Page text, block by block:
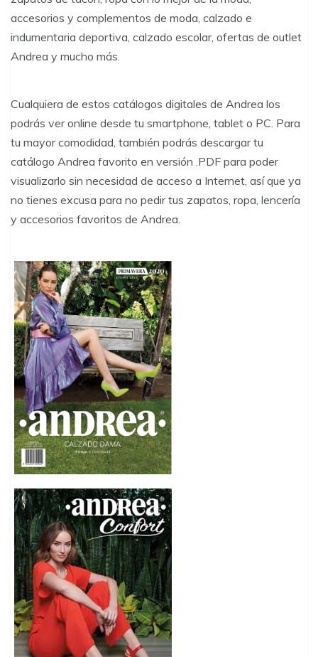
accesorios y complementos de moda, calzado e
indumentaria deportiva, calzado escolar, ofertas de outlet
Andrea y mucho más.
Cualquiera de estos catálogos digitales de Andrea los
podrás ver online desde tu smartphone, tablet o PC. Para
tu mayor comodidad, también podrás descargar tu
catálogo Andrea favorito en versión .PDF para poder
visualizarlo sin necesidad de acceso a Internet, así que ya
no tienes excusa para no pedir tus zapatos, ropa, lencería
y accesorios favoritos de Andrea.